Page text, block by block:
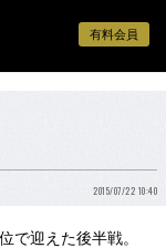
有料会員
2015/07/22 10:40
で迎えた後半戦。